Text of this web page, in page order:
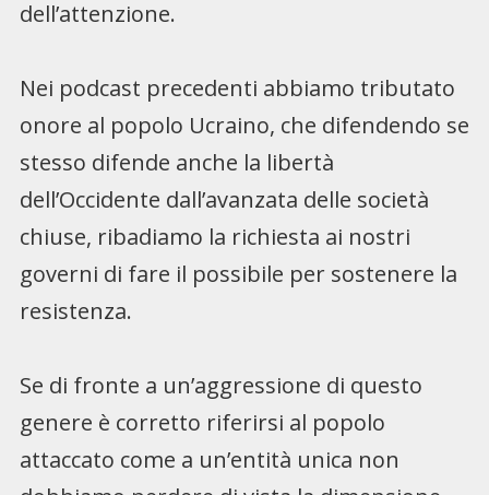
dell’attenzione.
Nei podcast precedenti abbiamo tributato
onore al popolo Ucraino, che difendendo se
stesso difende anche la libertà
dell’Occidente dall’avanzata delle società
chiuse, ribadiamo la richiesta ai nostri
governi di fare il possibile per sostenere la
resistenza.
Se di fronte a un’aggressione di questo
genere è corretto riferirsi al popolo
attaccato come a un’entità unica non